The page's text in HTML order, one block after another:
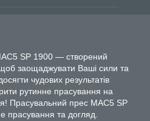
SP 1900 — створений
заощаджувати Ваші сили та
чудових результатів
рутинне прасування на
Прасувальний прес MAC5 SP
та догляд.